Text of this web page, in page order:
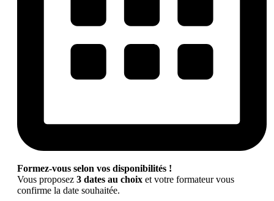
Formez-vous selon vos disponibilités !
Vous proposez 3 dates au choix et votre formateur vous
confirme la date souhaitée.